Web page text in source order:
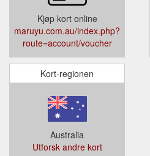
Kjøp kort online
maruyu.com.au/index.php?
route=account/voucher
Kort-regionen
Australia
Utforsk andre kort